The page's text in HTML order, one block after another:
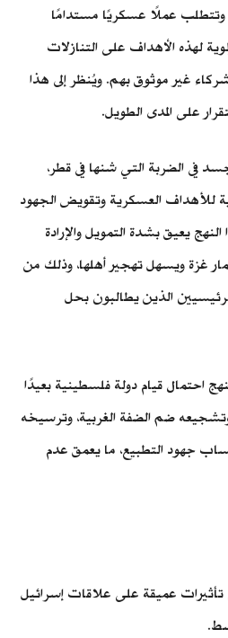
عملًا عسكريًا مستدامًا
لهذه الأهداف على التنازلات
غير موثوق بهم. ويُنظر إلى هذا
على المدى الطويل.
في الضربة التي شنها في قطر،
للأهداف العسكرية وتقويض الجهود
يعيق بشدة التمويل والإرادة
غزة ويسهل تهجير أهلها، وذلك من
الذين يطالبون بحل
احتمال قيام دولة فلسطينية بعيدًا
ضم الضفة الغربية، وترسيخه
جهود التطبيع، ما يعمق عدم
تأثيرات عميقة على علاقات إسرائيل